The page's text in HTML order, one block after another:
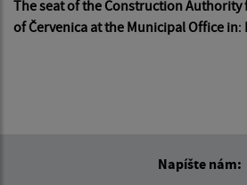
The seat of the Construction
of Červenica at the Municipal Office in:
Napíšte nám: